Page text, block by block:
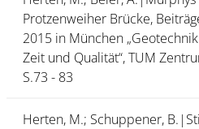
Protzenweiher Brücke,
2015 in München
Zeit und Qualität“, TUM
S.73 - 83
Herten, M.; Schuppener,